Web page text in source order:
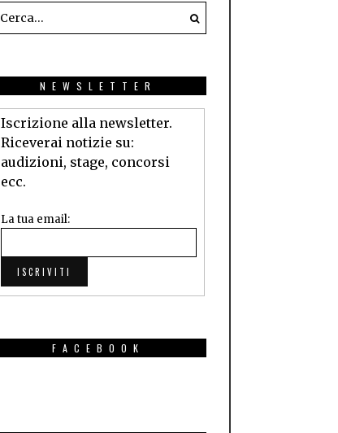
NEWSLETTER
Iscrizione alla newsletter.
Riceverai notizie su:
audizioni, stage, concorsi
ecc.
La tua email:
FACEBOOK